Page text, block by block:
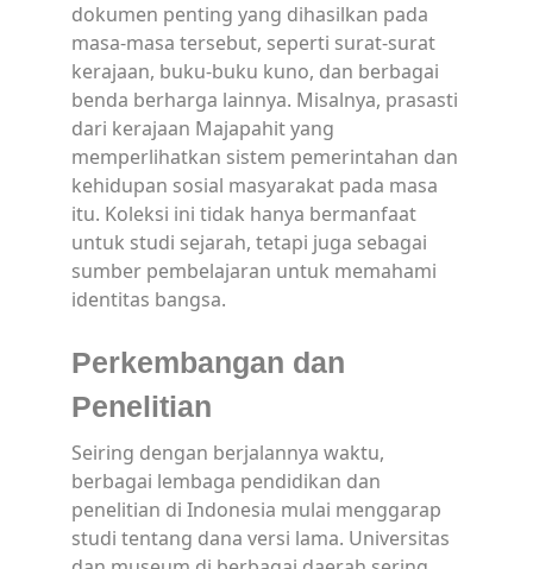
dokumen penting yang dihasilkan pada
masa-masa tersebut, seperti surat-surat
kerajaan, buku-buku kuno, dan berbagai
benda berharga lainnya. Misalnya, prasasti
dari kerajaan Majapahit yang
memperlihatkan sistem pemerintahan dan
kehidupan sosial masyarakat pada masa
itu. Koleksi ini tidak hanya bermanfaat
untuk studi sejarah, tetapi juga sebagai
sumber pembelajaran untuk memahami
identitas bangsa.
Perkembangan dan
Penelitian
Seiring dengan berjalannya waktu,
berbagai lembaga pendidikan dan
penelitian di Indonesia mulai menggarap
studi tentang dana versi lama. Universitas